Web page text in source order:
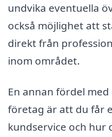
undvika eventuella
också möjlighet att
direkt från
inom området.
En annan fördel
företag är att du får
kundservice och hur